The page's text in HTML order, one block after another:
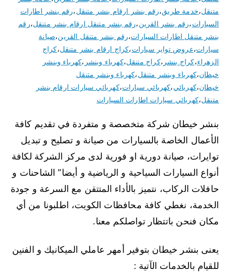
متنقل،خدمة طريق،رقم بنشر ارقام بنشر متنقل،رقم بنشر اطارات
السيارات،رقم بنشر القرين،رقم بنشر متنقل ارقام بنشر متنقل،رقم
بنشر متنقل اطارات السيارات،رقم بنشر متنقل القرين،صيانة
سيارات،عروض تواير سيارات،كراج ارقام بنشر متنقل،كراج
الزهراء،كراج بنشر ،كراج متنقل،كهرباء وبنشر ،كهرباء وبنشر
خيطان،كهرباء وبنشر متنقل،كهرباء وبنشر متنقل
خيطان،كهربائي،كهربائي سيارات،كهربائي سيارات ارقام بنشر
متنقل،كهربائي سيارات اطارات السيارات
بنشر خيطان شركة متخصصة و متفردة في تقديم كافة
الأعمال الخاصة بالسيارات من صيانة و تصليح و تبديل
توايرات، صيانة دورية او فورية لدى مركز الشركة لكافة
أنواع السيارات السياحية و الرياضية و أيضا” الشاحنات و
حافلات الركاب، نتميز بالأداء المتتقن مع السرعة و جودة
الخدمة، نغطي كافة محافظات الكويت، اطلبونا من أي
مكان فنحن باتتظار تواصلكم معنا.
يعنى بنشر خيطان بتوفير أمهر عاملي الميكانيك و الفنين
للقيام بالخدمات الآتية :